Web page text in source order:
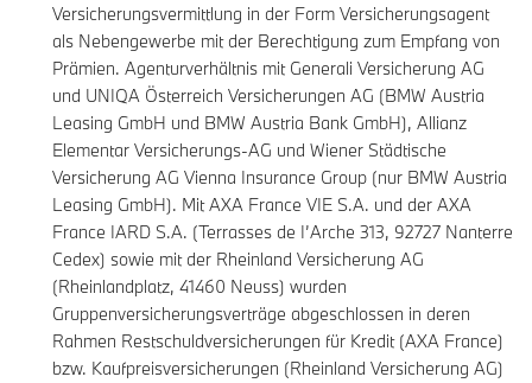
Versicherungsvermittlung in der Form Versicherungsagent
als Nebengewerbe mit der Berechtigung zum Empfang von
Prämien. Agenturverhältnis mit Generali Versicherung AG
und UNIQA Österreich Versicherungen AG (BMW Austria
Leasing GmbH und BMW Austria Bank GmbH), Allianz
Elementar Versicherungs-AG und Wiener Städtische
Versicherung AG Vienna Insurance Group (nur BMW Austria
Leasing GmbH). Mit AXA France VIE S.A. und der AXA
France IARD S.A. (Terrasses de I’Arche 313, 92727 Nanterre
Cedex) sowie mit der Rheinland Versicherung AG
(Rheinlandplatz, 41460 Neuss) wurden
Gruppenversicherungsverträge abgeschlossen in deren
Rahmen Restschuldversicherungen für Kredit (AXA France)
bzw. Kaufpreisversicherungen (Rheinland Versicherung AG)